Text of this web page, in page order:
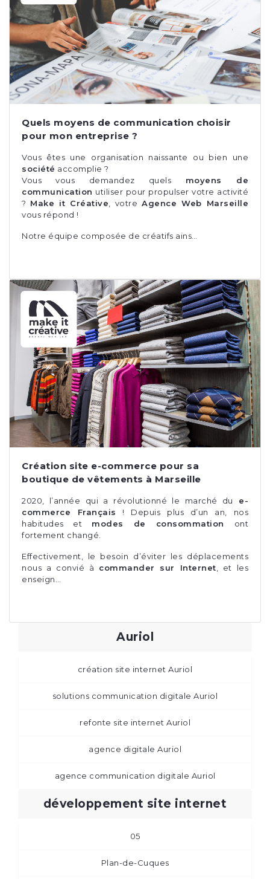
Quels moyens de communication choisir
pour mon entreprise ?
Vous êtes une organisation naissante ou bien une
société accomplie ?
Vous vous demandez quels moyens de
communication utiliser pour propulser votre activité
? Make it Créative , votreAgence Web Marseille
vous répond !
Notre équipe composée de créatifs ains…
Création site e-commerce pour sa
boutique de vêtements à Marseille
2020, l’année qui a révolutionné le marché du
e-
commerce Français
! Depuis plus d’un an, nos
habitudes et modes de consommation ont
fortement changé.
Effectivement, le besoin d’éviter les déplacements
nous a convié à commander sur Internet , et les
enseign…
Auriol
création site internet Auriol
solutions communication digitale Auriol
refonte site internet Auriol
agence digitale Auriol
agence communication digitale Auriol
développement site internet
05
Plan-de-Cuques